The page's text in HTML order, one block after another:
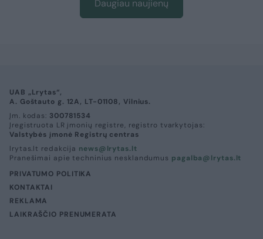
Daugiau naujienų
UAB „Lrytas“,
A. Goštauto g. 12A, LT-01108, Vilnius.
Įm. kodas: 300781534
Įregistruota LR įmonių registre, registro tvarkytojas:
Valstybės įmonė Registrų centras
lrytas.lt redakcija news@lrytas.lt
Pranešimai apie techninius nesklandumus pagalba@lrytas.lt
PRIVATUMO POLITIKA
KONTAKTAI
REKLAMA
LAIKRAŠČIO PRENUMERATA